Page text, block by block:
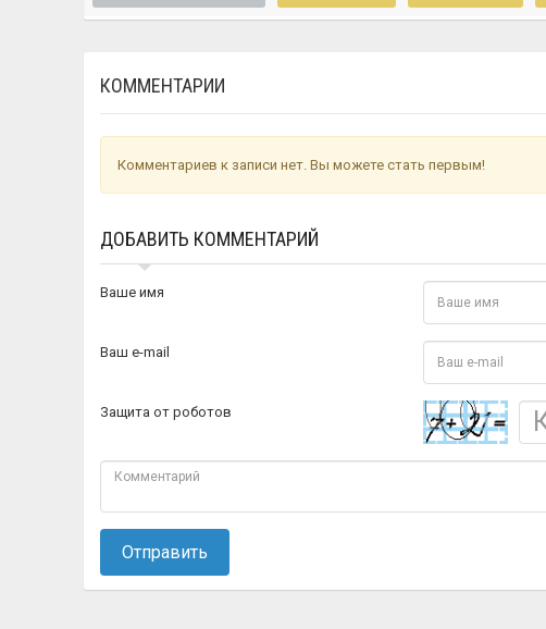
КОММЕНТАРИИ
Комментариев к записи нет. Вы можете стать первым!
ДОБАВИТЬ КОММЕНТАРИЙ
Ваше имя
Ваш e-mail
Защита от роботов
Отправить